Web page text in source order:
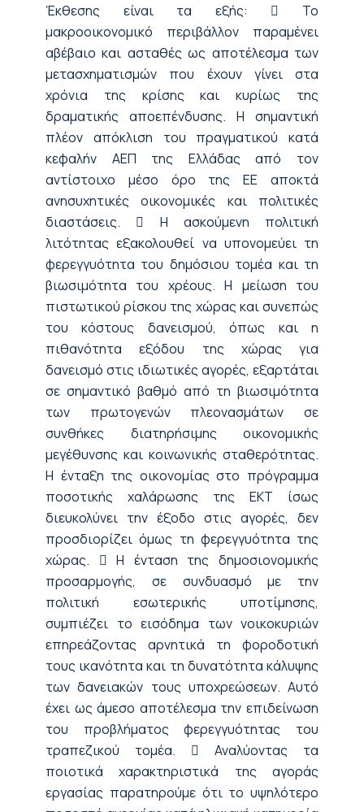
Έκθεσης είναι τα εξής:  Το
μακροοικονομικό περιβάλλον παραμένει
αβέβαιο και ασταθές ως αποτέλεσμα των
μετασχηματισμών που έχουν γίνει στα
χρόνια της κρίσης και κυρίως της
δραματικής αποεπένδυσης. Η σημαντική
πλέον απόκλιση του πραγματικού κατά
κεφαλήν ΑΕΠ της Ελλάδας από τον
αντίστοιχο μέσο όρο της ΕΕ αποκτά
ανησυχητικές οικονομικές και πολιτικές
διαστάσεις.  Η ασκούμενη πολιτική
λιτότητας εξακολουθεί να υπονομεύει τη
φερεγγυότητα του δημόσιου τομέα και τη
βιωσιμότητα του χρέους. Η μείωση του
πιστωτικού ρίσκου της χώρας και συνεπώς
του κόστους δανεισμού, όπως και η
πιθανότητα εξόδου της χώρας για
δανεισμό στις ιδιωτικές αγορές, εξαρτάται
σε σημαντικό βαθμό από τη βιωσιμότητα
των πρωτογενών πλεονασμάτων σε
συνθήκες διατηρήσιμης οικονομικής
μεγέθυνσης και κοινωνικής σταθερότητας.
Η ένταξη της οικονομίας στο πρόγραμμα
ποσοτικής χαλάρωσης της ΕΚΤ ίσως
διευκολύνει την έξοδο στις αγορές, δεν
προσδιορίζει όμως τη φερεγγυότητα της
χώρας.  Η ένταση της δημοσιονομικής
προσαρμογής, σε συνδυασμό με την
πολιτική εσωτερικής υποτίμησης,
συμπιέζει το εισόδημα των νοικοκυριών
επηρεάζοντας αρνητικά τη φοροδοτική
τους ικανότητα και τη δυνατότητα κάλυψης
των δανειακών τους υποχρεώσεων. Αυτό
έχει ως άμεσο αποτέλεσμα την επιδείνωση
του προβλήματος φερεγγυότητας του
τραπεζικού τομέα.  Αναλύοντας τα
ποιοτικά χαρακτηριστικά της αγοράς
εργασίας παρατηρούμε ότι το υψηλότερο